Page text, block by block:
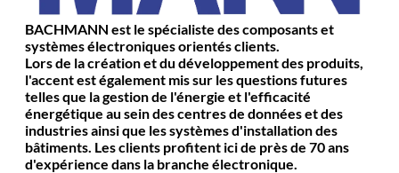
BACHMANN est le spécialiste des composants et
systèmes électroniques orientés clients.
Lors de la création et du développement des produits,
l'accent est également mis sur les questions futures
telles que la gestion de l'énergie et l'efficacité
énergétique au sein des centres de données et des
industries ainsi que les systèmes d'installation des
bâtiments. Les clients profitent ici de près de 70 ans
d'expérience dans la branche électronique.